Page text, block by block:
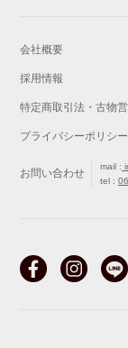
会社概要
採用情報
特定商取引法・古物
プライバシーポリシー
お問い合わせ
mail :
tel :